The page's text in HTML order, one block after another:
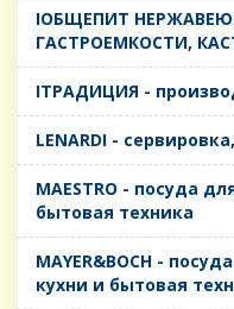
IОБЩЕПИТ
ГАСТРОЕМКОСТИ,
IТРАДИЦИЯ -
LENARDI -
MAESTRO - посуда
бытовая техника
MAYER&BOCH -
кухни и бытовая